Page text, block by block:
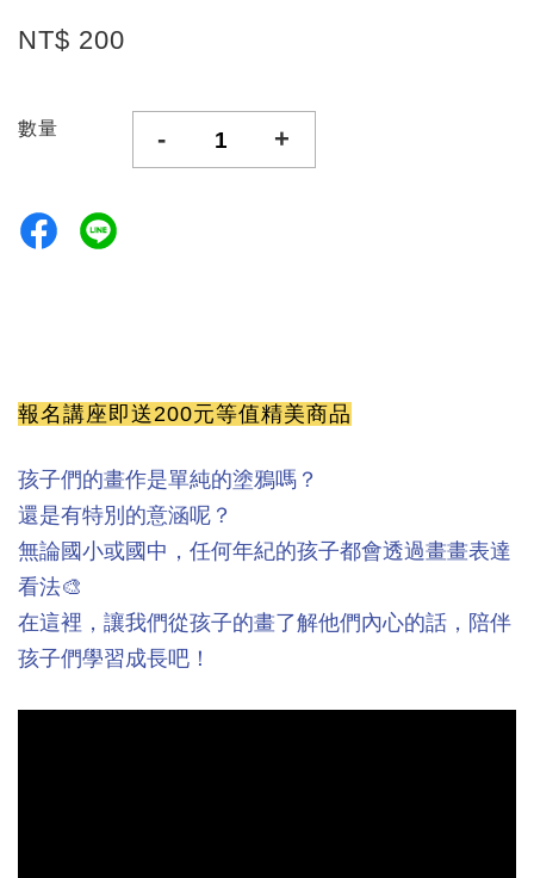
NT$ 200
數量 - +
報名講座即送200元等值精美商品
孩子們的畫作是單純的塗鴉嗎？
還是有特別的意涵呢？
無論國小或國中，任何年紀的孩子都會透過畫畫表達
看法🎨
在這裡，讓我們從孩子的畫了解他們內心的話，陪伴
孩子們學習成長吧！